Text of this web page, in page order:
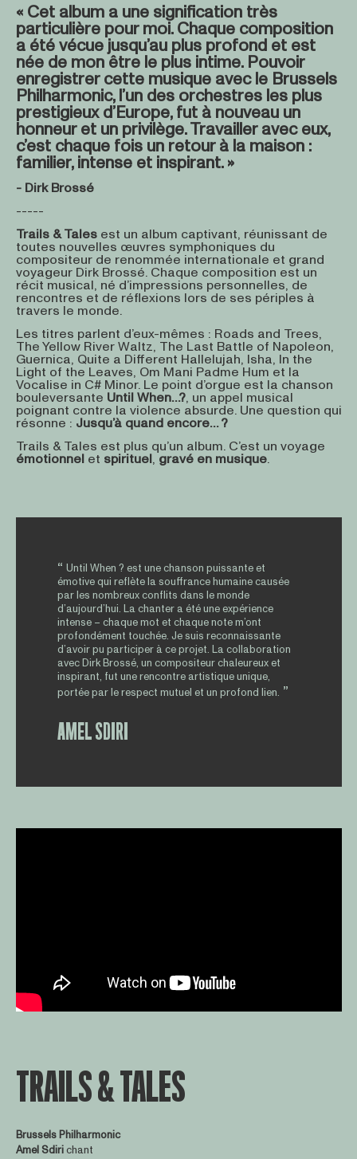
« Cet album a une signification très
particulière pour moi. Chaque composition
a été vécue jusqu’au plus profond et est
née de mon être le plus intime. Pouvoir
enregistrer cette musique avec le Brussels
Philharmonic, l’un des orchestres les plus
prestigieux d’Europe, fut à nouveau un
honneur et un privilège. Travailler avec eux,
c’est chaque fois un retour à la maison :
familier, intense et inspirant. »
- Dirk Brossé
-----
Trails & Tales est un album captivant, réunissant de
toutes nouvelles œuvres symphoniques du
compositeur de renommée internationale et grand
voyageur Dirk Brossé. Chaque composition est un
récit musical, né d’impressions personnelles, de
rencontres et de réflexions lors de ses périples à
travers le monde.
Les titres parlent d’eux-mêmes : Roads and Trees,
The Yellow River Waltz, The Last Battle of Napoleon,
Guernica, Quite a Different Hallelujah, Isha, In the
Light of the Leaves, Om Mani Padme Hum et la
Vocalise in C# Minor. Le point d’orgue est la chanson
bouleversante Until When…?, un appel musical
poignant contre la violence absurde. Une question qui
résonne : Jusqu’à quand encore… ?
Trails & Tales est plus qu’un album. C’est un voyage
émotionnel et spirituel, gravé en musique.
Until When ? est une chanson puissante et
émotive qui reflète la souffrance humaine causée
par les nombreux conflits dans le monde
d’aujourd’hui. La chanter a été une expérience
intense – chaque mot et chaque note m’ont
profondément touchée. Je suis reconnaissante
d’avoir pu participer à ce projet. La collaboration
avec Dirk Brossé, un compositeur chaleureux et
inspirant, fut une rencontre artistique unique,
portée par le respect mutuel et un profond lien.
AMEL SDIRI
TRAILS & TALES
Brussels Philharmonic
Amel Sdirichant